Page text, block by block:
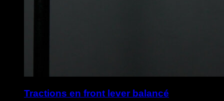
Tractions en front lever balancé